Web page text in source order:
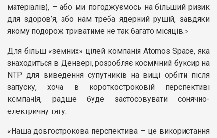
матеріалів), – або ми погоджуємось на більший ризик
для здоров’я, або нам треба ядерний рушій, завдяки
якому подорож триватиме не так багато місяців.»
Для більш «земних» цілей компанія Atomos Space, яка
знаходиться в Денвері, розробляє космічний буксир на
NTP для виведення супутників на вищі орбіти після
запуску, хоча в короткостроковій перспективі
компанія, радше буде застосовувати сонячно-
електричну тягу.
«Наша довгострокова перспектива – це використання